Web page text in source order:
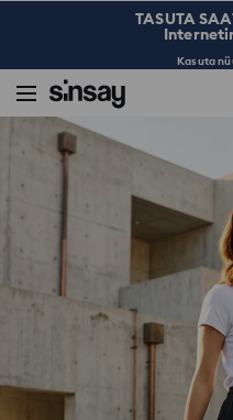
TASUTA
Kasuta
Naised